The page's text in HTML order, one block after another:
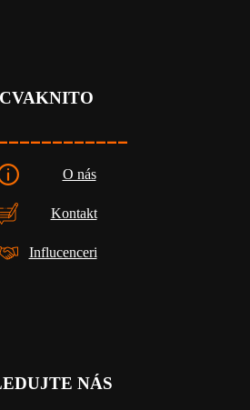
CVAKNITO
O nás
Kontakt
Influcenceri
NÁS